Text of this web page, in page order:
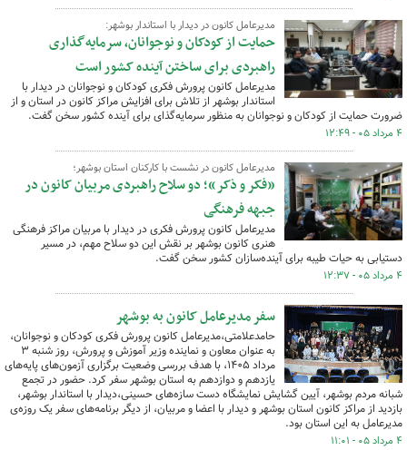
مدیرعامل کانون در دیدار با استاندار بوشهر:
حمایت از کودکان و نوجوانان،‌ سرمایه‌گذاری
راهبردی برای ساختن آینده کشور است
مدیرعامل کانون پرورش فکری کودکان و نوجوانان در دیدار با
استاندار بوشهر از تلاش برای افزایش مراکز کانون در استان و از
ضرورت حمایت از کودکان و نوجوانان به منظور سرمایه‌گذای برای آینده کشور سخن گفت.
۴ مرداد ۰۵ - ۱۲:۴۹
مدیرعامل کانون در نشست با کارکنان استان بوشهر؛
«فکر و ذکر»؛ دو سلاح راهبردی مربیان کانون در
جبهه فرهنگی
مدیرعامل کانون پرورش فکری در دیدار با مربیان مراکز فرهنگی
هنری کانون بوشهر بر نقش این دو سلاح مهم،‌ در مسیر
دستیابی به حیات طیبه برای آینده‌سازان کشور سخن گفت.
۴ مرداد ۰۵ - ۱۲:۳۷
سفر مدیرعامل کانون به بوشهر
حامدعلامتی،‌مدیرعامل کانون پرورش فکری کودکان و نوجوانان،
به عنوان معاون و نماینده وزیر آموزش و پرورش، روز شنبه ۳
مرداد ۱۴۰۵، با هدف بررسی وضعیت برگزاری آزمون‌های پایه‌های
یازدهم و دوازدهم به استان بوشهر سفر کرد. حضور در تجمع
شبانه مردم بوشهر، آیین گشایش نمایشگاه دست سازه‌های حسینی،‌دیدار با استاندار بوشهر،
بازدید از مراکز کانون استان بوشهر و دیدار با اعضا و مربیان، از دیگر برنامه‌های سفر یک روزه‌ی
مدیرعامل به این استان بود.
۴ مرداد ۰۵ - ۱۱:۰۱